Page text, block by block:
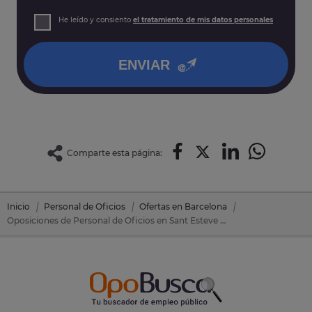
Derechos: Puede acceder, rectificar y suprimir sus datos,
así como otros derechos tal y como se explica en nuestra
He leído y consiento el tratamiento de mis datos personales
ENVIAR
Comparte esta página:
Inicio Personal de Oficios
Ofertas en Barcelona
Oposiciones de Personal de Oficios en Sant Esteve Sesrovires (Barcelona)